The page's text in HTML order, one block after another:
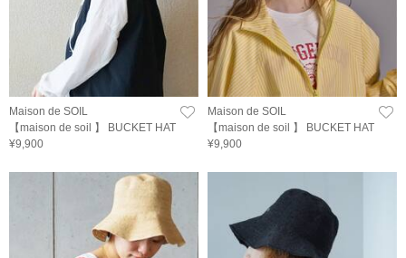
Maison de SOIL
【maison de soil 】 BUCKET HAT
¥9,900
Maison de SOIL
【maison de soil 】 BUCKET HAT
¥9,900